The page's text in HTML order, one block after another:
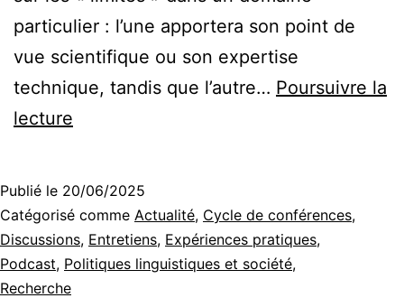
particulier : l’une apportera son point de
vue scientifique ou son expertise
technique, tandis que l’autre… Poursuivre la
lecture
Les
limites
et
Publié le 20/06/2025
Catégorisé comme Actualité, Cycle de conférences,
Discussions, Entretiens, Expériences pratiques,
Podcast, Politiques linguistiques et société,
Recherche